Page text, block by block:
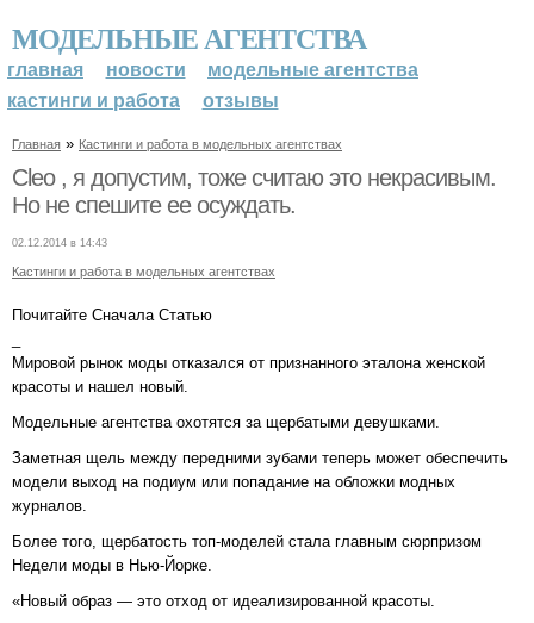
МОДЕЛЬНЫЕ АГЕНТСТВА
главная новости
модельные агентства
кастинги и работа
отзывы
Главная » Кастинги и работа в модельных агентствах
Cleo , я допустим, тоже считаю это некрасивым.
Но не спешите ее осуждать.
02.12.2014 в 14:43
Кастинги и работа в модельных агентствах
Почитайте Сначала Статью
Мировой рынок моды отказался от признанного эталона женской
красоты и нашел новый.
Модельные агентства охотятся за щербатыми девушками.
Заметная щель между передними зубами теперь может обеспечить
модели выход на подиум или попадание на обложки модных
журналов.
Более того, щербатость топ-моделей стала главным сюрпризом
Недели моды в Нью-Йорке.
«Новый образ — это отход от идеализированной красоты.